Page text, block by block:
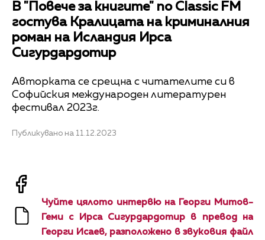
В "Повече за книгите" по Classic FM
гостува Кралицата на криминалния
роман на Исландия Ирса
Сигурдардотир
Авторката се срещна с читателите си в
Софийския международен литературен
фестивал 2023г.
Публикувано на 11.12.2023
Чуйте цялото интервю на Георги Митов-
Геми с Ирса Сигурдардотир в превод на
Георги Исаев, разположено в звуковия файл